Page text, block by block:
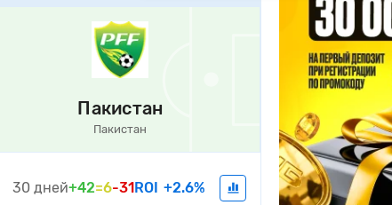
Пакистан
Пакистан
30 дней+42=6-31ROI +2.6%